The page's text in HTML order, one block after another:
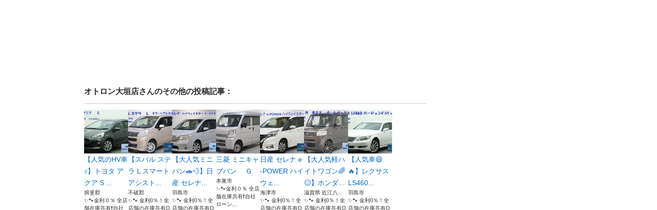
オトロン大垣店さんのその他の投稿記事：
【人気のHV車
♪】トヨタ ア
クア S ...
揖斐郡
✨🐾金利０％ 全店
舗在庫共有❗️自社
【スバル ステ
ラ L スマート
アシスト...
不破郡
✨🐾 金利0％！全
店舗の在庫共有O
【大人気ミニ
バン🚗💨】日
産 セレナ...
羽島市
✨🐾 金利0％！全
店舗の在庫共有O
三菱 ミニキャ
ブバン Ｇ
本巣市
✨🐾金利０％ 全店
舗在庫共有❗️自社
ローン...
日産 セレナ e
-POWER ハイ
ウェ...
海津市
✨🐾 金利0％！全
店舗の在庫共有O
【大人気軽ハ
イトワゴン🌈
😊】ホンダ...
滋賀県 近江八...
✨🐾 金利0％！全
店舗の在庫共有O
【人気車😄
🔥】レクサス
LS460...
羽島市
✨🐾 金利0％！全
店舗の在庫共有O